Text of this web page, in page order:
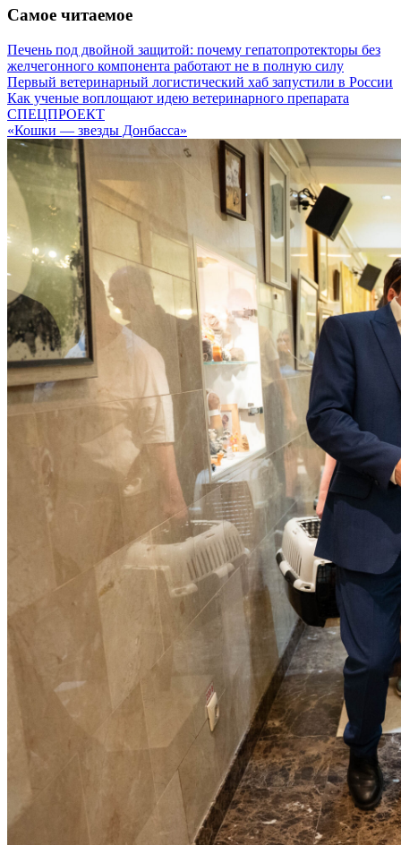
Самое читаемое
Печень под двойной защитой: почему гепатопротекторы без
желчегонного компонента работают не в полную силу
Первый ветеринарный логистический хаб запустили в России
Как ученые воплощают идею ветеринарного препарата
СПЕЦПРОЕКТ
«Кошки — звезды Донбасса»